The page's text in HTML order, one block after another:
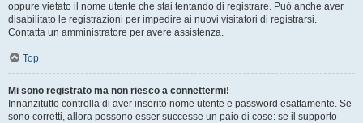
oppure vietato il nome utente che stai tentando di registrare. Può anche aver
disabilitato le registrazioni per impedire ai nuovi visitatori di registrarsi.
Contatta un amministratore per avere assistenza.
Top
Mi sono registrato ma non riesco a connettermi!
Innanzitutto controlla di aver inserito nome utente e password esattamente. Se
sono corretti, allora possono esser successe un paio di cose: se il supporto